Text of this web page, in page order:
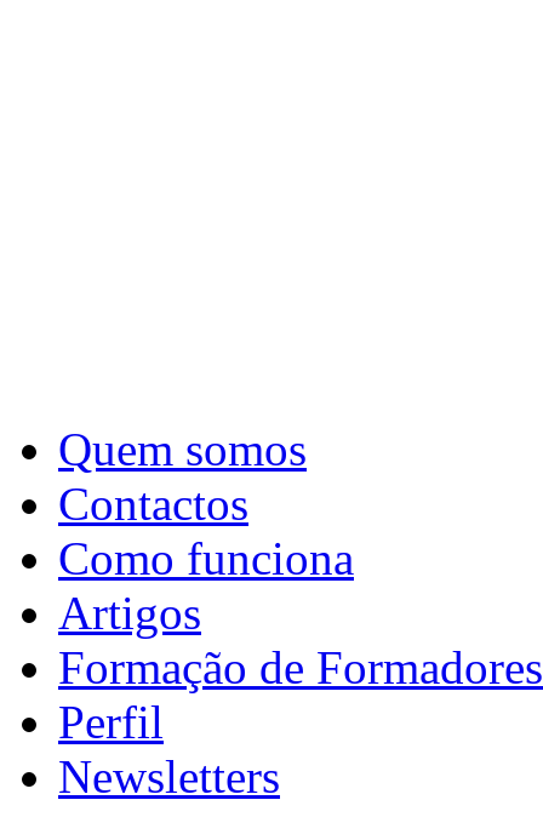
Quem somos
Contactos
Como funciona
Artigos
Formação de Formadores
Perfil
Newsletters